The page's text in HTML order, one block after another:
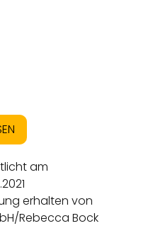
am
erhalten von
Rebecca Bock